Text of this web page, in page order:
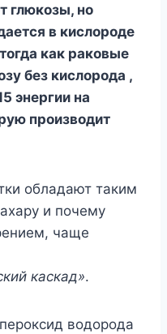
глюкозы, но
в кислороде
как раковые
без кислорода ,
энергии на
производит
обладают таким
и почему
чаще
каскад».
водорода